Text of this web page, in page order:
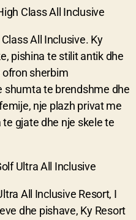
Class All Inclusive
All Inclusive. Ky
pishina te stilit antik dhe
sherbim
shumta te brendshme dhe
nje plazh privat me
gjate dhe nje skele te
Ultra All Inclusive
All Inclusive Resort, I
dhe pishave, Ky Resort